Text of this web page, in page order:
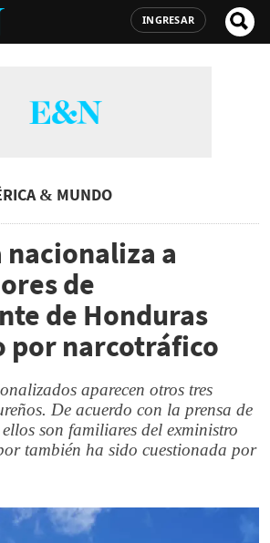
INGRESAR
& MUNDO
nacionaliza a
de
de Honduras
por narcotráfico
aparecen otros tres
De acuerdo con la prensa de
son familiares del exministro
también ha sido cuestionada por